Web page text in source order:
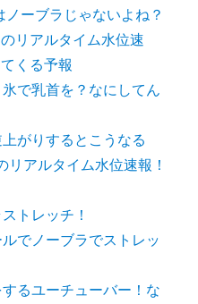
ーブラじゃないよね？
リアルタイム水位速
くる予報
で乳首を？なにしてん
がりするとこうなる
アルタイム水位速報！
トレッチ！
でノーブラでストレッ
るユーチューバー！な